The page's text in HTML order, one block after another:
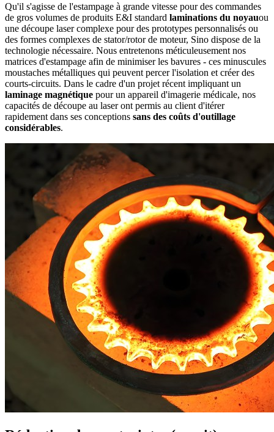
Qu'il s'agisse de l'estampage à grande vitesse pour des commandes
de gros volumes de produits E&I standard laminations du noyauou
une découpe laser complexe pour des prototypes personnalisés ou
des formes complexes de stator/rotor de moteur, Sino dispose de la
technologie nécessaire. Nous entretenons méticuleusement nos
matrices d'estampage afin de minimiser les bavures - ces minuscules
moustaches métalliques qui peuvent percer l'isolation et créer des
courts-circuits. Dans le cadre d'un projet récent impliquant un
laminage magnétique pour un appareil d'imagerie médicale, nos
capacités de découpe au laser ont permis au client d'itérer
rapidement dans ses conceptions sans des coûts d'outillage
considérables.